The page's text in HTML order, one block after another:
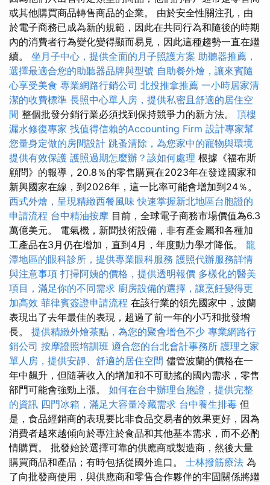
或其他購買商品轉售商品的企業。 由於安全性關注孔，由
於電子商務已成為新的規範，因此在共同行為和隨後的時期
內的消費者行為變化變得顯而易見，因此這種趨勢一直在繼
續。 坐月子中心，提供全面的月子照護方案 助聽器推薦，
選擇最適合您的助聽器品牌與型號 自助餐外燴，讓來賓隨
心享受美食 專業網路行銷公司 北投推拿推薦 一小時居家清
潔的收費標準 長照中心單人房，提供私密且舒適的居住空
間 整個批發分銷行業必須找到保持競爭力的新方法。 頂樓
漏水修復專家 找值得信賴的Accounting Firm 設計專家幫
您量身定做的房間設計 跳蚤清除，為您家中的寵物與環境
提供有效保護 護照過期怎麼辦？該如何處理 根據《福布斯
顧問》的報導，20.8％的零售購買在2023年在發達國家和
新興國家在線，到2026年，這一比率可能會增加到24％。
西式外燴，呈現精緻西餐風味 快速掌握新北地區台胞證的
申請流程 台中精油按摩 目前，全球電子商務市場價值為6.3
萬億美元。 電氣機，新聞技術設備，非有產金屬和各種加
工產品在3月仍在增加，直到4月，年度動力學才降低。 龍
潭地區的眼科診所，提供專業眼科服務 護照代辦服務詳情
與注意事項 打掃阿姨的價格，提供透明報價 多樣化的醫美
項目，滿足你的不同需求 廚房設備的選擇，讓烹飪變得更
加高效 菲律賓簽證申請流程 在該行業的領先國家中，波蘭
表現出了去年最佳的表現，超過了前一年的小巧和批發增
長。 提供精緻外燴茶點，為您的聚會增色不少 專業網路行
銷公司 按摩證照培訓班 適合您的台北會計事務所 護理之家
單人房，提供安靜、舒適的居住空間 儘管波蘭的價格在一
年中飆升，但隨著收入的增加和不可動搖的國內需求，零售
部門可能會強勁上漲。 如何在台中辦理台胞證，提供完整
的資訊 四門冰箱，滿足大容量冷藏需求 台中養生排毒 但
是，食品經銷商的表現要比非食品交易者的效果更好，因為
消費者越來越傾向於專注於食品和其他基本需求，而不必酌
情購買。 批發始於選擇可靠的供應商或製造商，然後大量
購買商品和產品；有時包括從國外進口。 士林撥筋療法 為
了向批發商使用，與供應商和零售合作夥伴的牢固關係將繼